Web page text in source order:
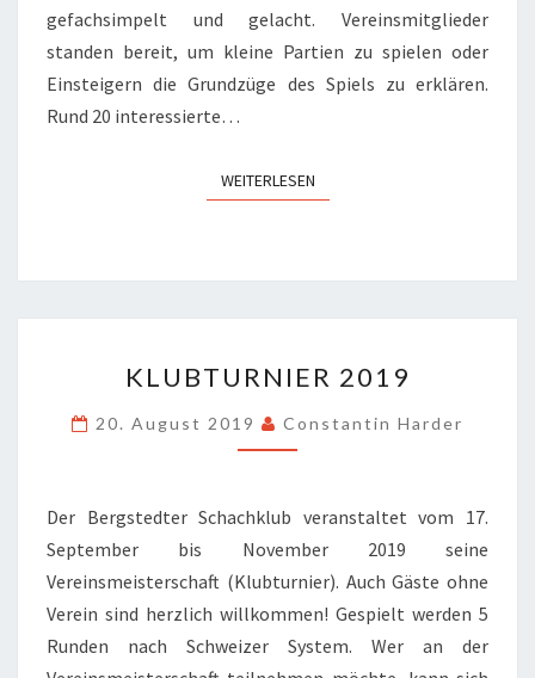
gefachsimpelt und gelacht. Vereinsmitglieder
standen bereit, um kleine Partien zu spielen oder
Einsteigern die Grundzüge des Spiels zu erklären.
Rund 20 interessierte…
WEITERLESENWEITERLESEN
2019
KLUBTURNIER 2019
20. August 2019 Constantin Harder
Der Bergstedter Schachklub veranstaltet vom 17.
September bis November 2019 seine
Vereinsmeisterschaft (Klubturnier). Auch Gäste ohne
Verein sind herzlich willkommen! Gespielt werden 5
Runden nach Schweizer System. Wer an der